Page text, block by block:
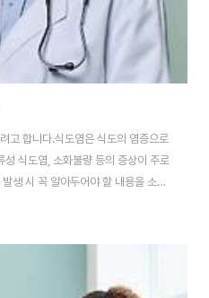
고 합니다.식도염은 식도의 염증으로
식도염, 소화불량 등의 증상이 주로
생 시 꼭 알아두어야 할 내용을 소개
결에 도움이 될 것입니다.식도염 증
인한 가슴 통증은 식도 내부의 염증
도염의 경우에는 위 식도에서 위식